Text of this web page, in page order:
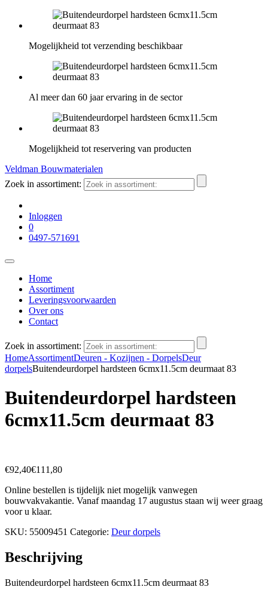
Mogelijkheid tot verzending beschikbaar
Al meer dan 60 jaar ervaring in de sector
Mogelijkheid tot reservering van producten
Veldman Bouwmaterialen
Zoek in assortiment:
Inloggen
0
0497-571691
Home
Assortiment
Leveringsvoorwaarden
Over ons
Contact
Zoek in assortiment:
HomeAssortimentDeuren - Kozijnen - DorpelsDeur
dorpelsBuitendeurdorpel hardsteen 6cmx11.5cm deurmaat 83
Buitendeurdorpel hardsteen
6cmx11.5cm deurmaat 83
€92,40€111,80
Online bestellen is tijdelijk niet mogelijk vanwegen
bouwvakvakantie. Vanaf maandag 17 augustus staan wij weer graag
voor u klaar.
SKU: 55009451 Categorie: Deur dorpels
Beschrijving
Buitendeurdorpel hardsteen 6cmx11.5cm deurmaat 83